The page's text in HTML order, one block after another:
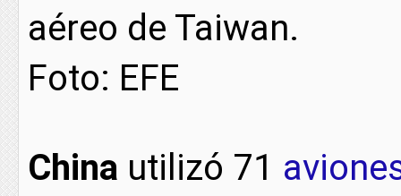
aéreo de Taiwan.
Foto: EFE
China utilizó 71